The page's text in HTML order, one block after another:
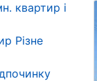
квартир і
Різне